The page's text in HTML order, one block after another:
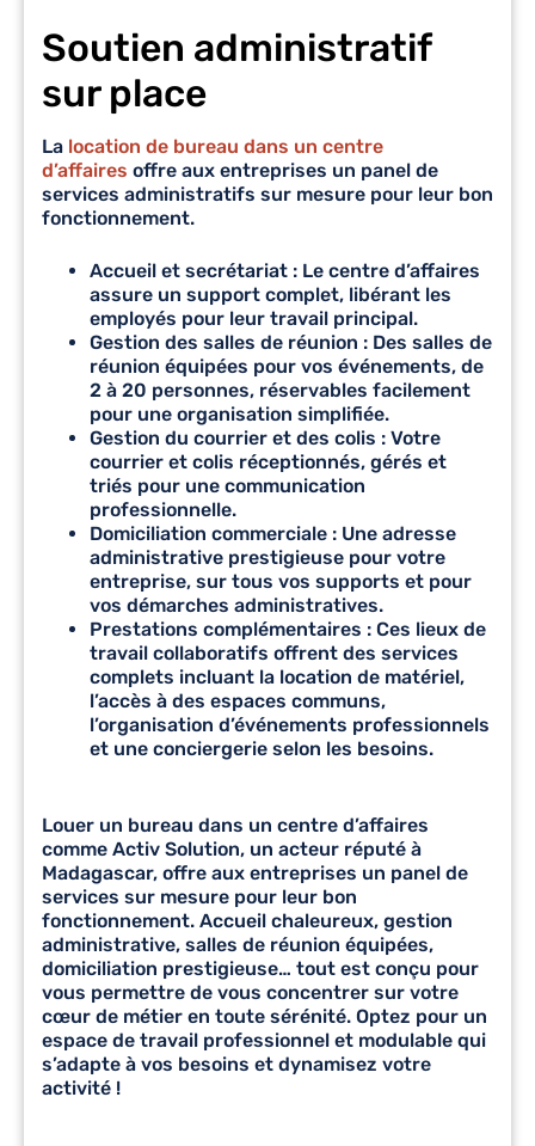
Soutien administratif
sur place
La location de bureau dans un centre
d’affaires offre aux entreprises un panel de
services administratifs sur mesure pour leur bon
fonctionnement.
Accueil et secrétariat : Le centre d’affaires
assure un support complet, libérant les
employés pour leur travail principal.
Gestion des salles de réunion : Des salles de
réunion équipées pour vos événements, de
2 à 20 personnes, réservables facilement
pour une organisation simplifiée.
Gestion du courrier et des colis : Votre
courrier et colis réceptionnés, gérés et
triés pour une communication
professionnelle.
Domiciliation commerciale : Une adresse
administrative prestigieuse pour votre
entreprise, sur tous vos supports et pour
vos démarches administratives.
Prestations complémentaires : Ces lieux de
travail collaboratifs offrent des services
complets incluant la location de matériel,
l’accès à des espaces communs,
l’organisation d’événements professionnels
et une conciergerie selon les besoins.
Louer un bureau dans un centre d’affaires
comme Activ Solution, un acteur réputé à
Madagascar, offre aux entreprises un panel de
services sur mesure pour leur bon
fonctionnement. Accueil chaleureux, gestion
administrative, salles de réunion équipées,
domiciliation prestigieuse… tout est conçu pour
vous permettre de vous concentrer sur votre
cœur de métier en toute sérénité. Optez pour un
espace de travail professionnel et modulable qui
s’adapte à vos besoins et dynamisez votre
activité !